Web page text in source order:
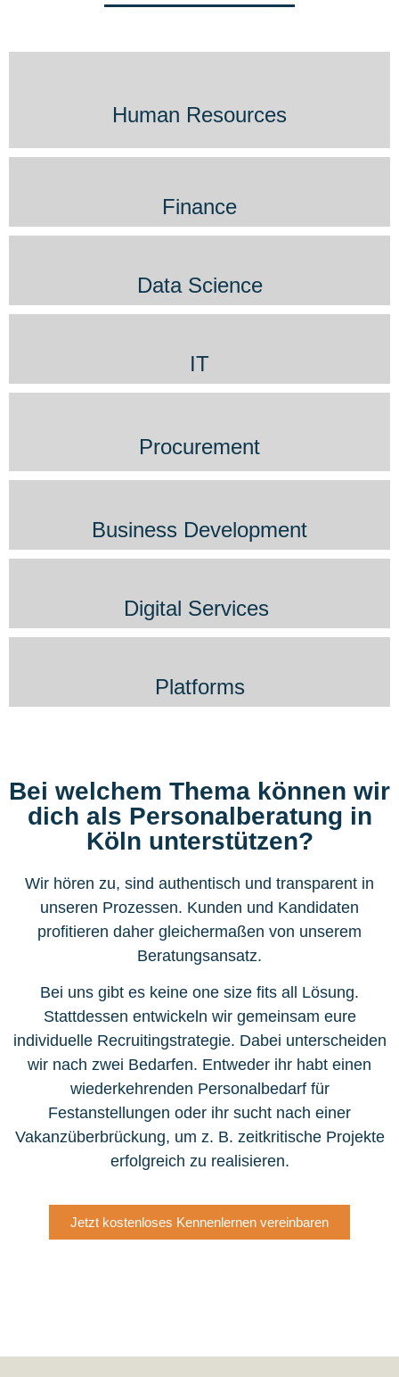
Human Resources
Finance
Data Science
IT
Procurement
Business Development​
Digital Services ​
Platforms​
Bei welchem Thema können wir
dich als Personalberatung in
Köln unterstützen?
Wir hören zu, sind authentisch und transparent in
unseren Prozessen. Kunden und Kandidaten
profitieren daher gleichermaßen von unserem
Beratungsansatz.
Bei uns gibt es keine one size fits all Lösung.
Stattdessen entwickeln wir gemeinsam eure
individuelle Recruitingstrategie. Dabei unterscheiden
wir nach zwei Bedarfen. Entweder ihr habt einen
wiederkehrenden Personalbedarf für
Festanstellungen oder ihr sucht nach einer
Vakanzüberbrückung, um z. B. zeitkritische Projekte
erfolgreich zu realisieren.
Jetzt kostenloses Kennenlernen vereinbaren